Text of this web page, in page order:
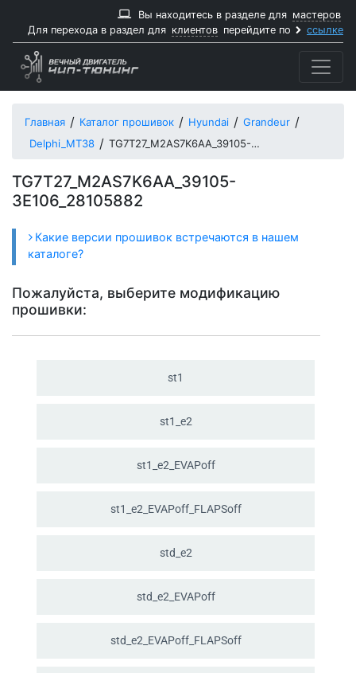
Вы находитесь в разделе для мастеров
Для перехода в раздел для клиентов перейдите по ссылке
Главная Каталог прошивок Hyundai
Grandeur
Delphi_MT38
TG7T27_M2AS7K6AA_39105-3E106_28105882
TG7T27_M2AS7K6AA_39105-
3E106_28105882
Какие версии прошивок встречаются в нашем
каталоге?
Пожалуйста, выберите модификацию
прошивки:
st1
st1_ e2
st1_ e2_ EVAPoff
st1_ e2_ EVAPoff_ FLAPSoff
std_ e2
std_ e2_ EVAPoff
std_ e2_ EVAPoff_ FLAPSoff